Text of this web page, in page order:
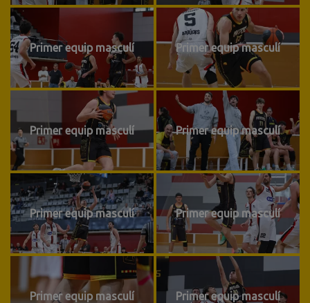
Primer equip masculí Primer equip masculí
Primer equip masculí Primer equip masculí
Primer equip masculí Primer equip masculí
Primer equip masculí Primer equip masculí